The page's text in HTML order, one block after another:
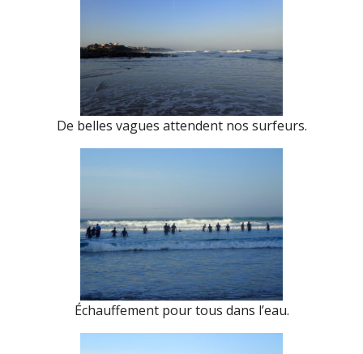
De belles vagues attendent nos surfeurs.
Échauffement pour tous dans l’eau.